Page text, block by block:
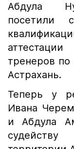
Абдула
посетили
тренеров
Астрахань.
Теперь у
Ивана
и Абдула